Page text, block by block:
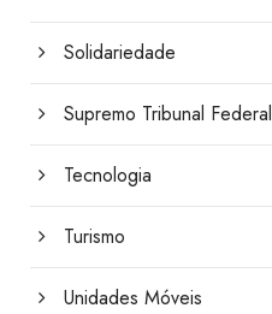
Solidariedade
Supremo Tribunal Federal
Tecnologia
Turismo
Unidades Móveis